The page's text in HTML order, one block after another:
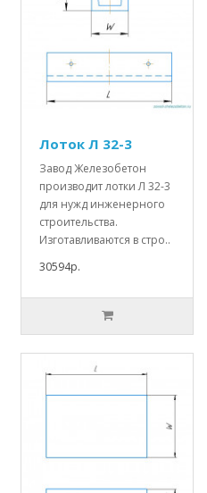
Лоток Л 32-3
Завод Железобетон
производит лотки Л 32-3
для нужд инженерного
строительства.
Изготавливаются в стро..
30594р.